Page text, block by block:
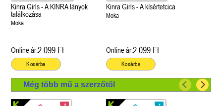
Kinra Girls - A KINRA lányok
találkozása
Moka
Online ár:2 099 Ft
Kosárba
Kinra Girls - A kísértetcica
Moka
Online ár:2 099 Ft
Kosárba
Még több mű a szerzőtől